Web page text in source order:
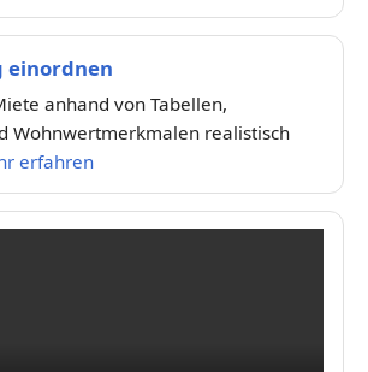
einordnen
anhand von Tabellen,
Wohnwertmerkmalen realistisch
erfahren